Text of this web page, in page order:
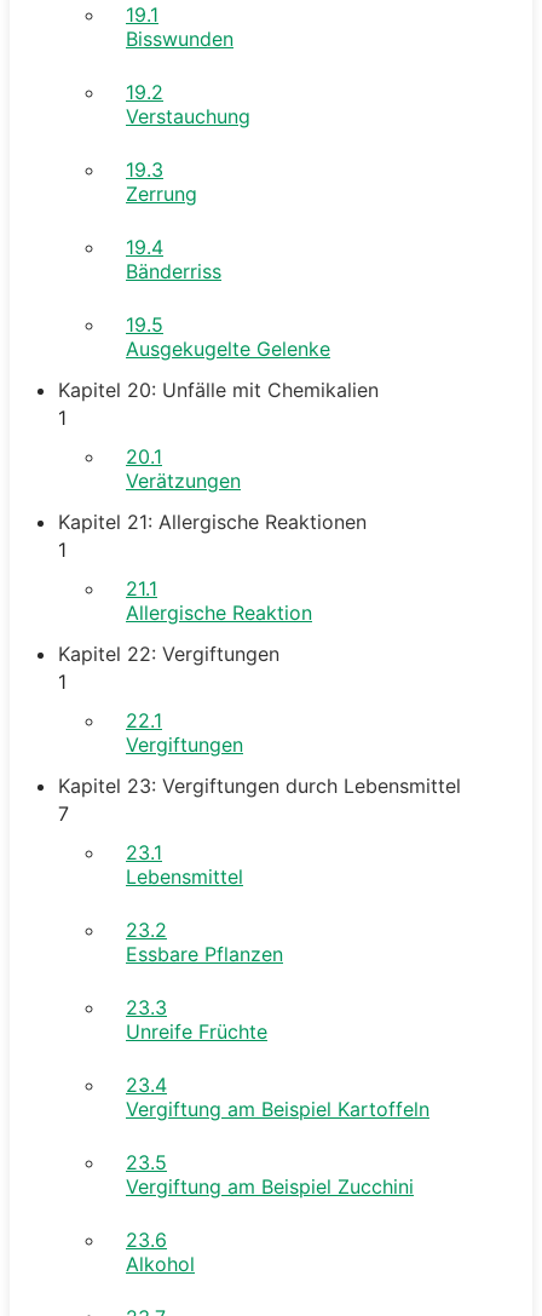
19.1
Bisswunden
19.2
Verstauchung
19.3
Zerrung
19.4
Bänderriss
19.5
Ausgekugelte Gelenke
Kapitel 20: Unfälle mit Chemikalien
1
20.1
Verätzungen
Kapitel 21: Allergische Reaktionen
1
21.1
Allergische Reaktion
Kapitel 22: Vergiftungen
1
22.1
Vergiftungen
Kapitel 23: Vergiftungen durch Lebensmittel
7
23.1
Lebensmittel
23.2
Essbare Pflanzen
23.3
Unreife Früchte
23.4
Vergiftung am Beispiel Kartoffeln
23.5
Vergiftung am Beispiel Zucchini
23.6
Alkohol